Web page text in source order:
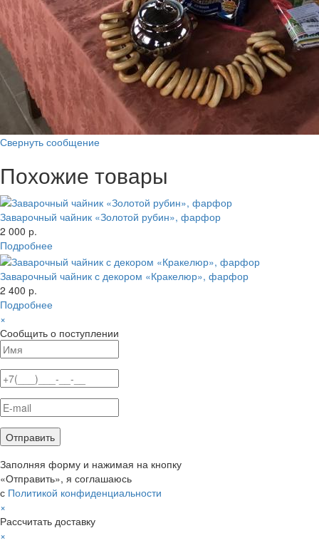
Свернуть сообщение
Похожие товары
Заварочный чайник «Золотой рубин», фарфор
2 000 р.
Подробнее
Заварочный чайник с декором «Кракелюр», фарфор
2 400 р.
Подробнее
×
Сообщить о поступлении
Заполняя форму и нажимая на кнопку
«Отправить», я соглашаюсь
с Политикой конфиденциальности
×
Рассчитать доставку
×